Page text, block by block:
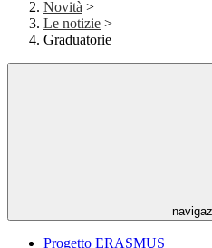
Novità >
Le notizie >
Graduatorie
Progetto ERASMUS